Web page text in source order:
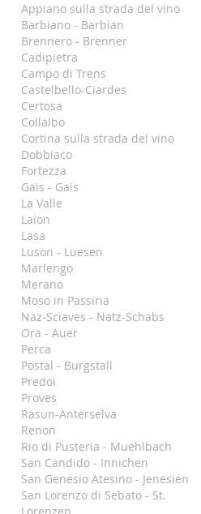
Appiano sulla strada del vino
Barbiano - Barbian
Brennero - Brenner
Cadipietra
Campo di Trens
Castelbello-Ciardes
Certosa
Collalbo
Cortina sulla strada del vino
Dobbiaco
Fortezza
Gais - Gais
La Valle
Laion
Lasa
Luson - Luesen
Marlengo
Merano
Moso in Passiria
Naz-Sciaves - Natz-Schabs
Ora - Auer
Perca
Postal - Burgstall
Predoi
Proves
Rasun-Anterselva
Renon
Rio di Pusteria - Muehlbach
San Candido - Innichen
San Genesio Atesino - Jenesien
San Lorenzo di Sebato - St.